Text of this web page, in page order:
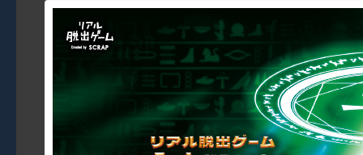
https://x.com/
・日本のスヌーピー
カウント「SNOOPY
https://